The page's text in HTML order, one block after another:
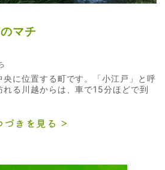
マチ
央に位置する町です。「小江戸」と呼
る川越からは、車で15分ほどで到
づきを見る